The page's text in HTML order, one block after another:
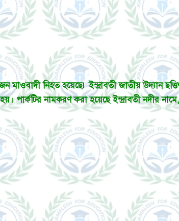
মাওবাদী নিহত হয়েছে৷ ইন্দ্রাবতী জাতীয় উদ্যান
পার্কটির নামকরণ করা হয়েছে ইন্দ্রাবতী নদীর